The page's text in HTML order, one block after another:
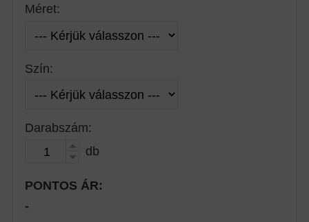
Méret:
Szín:
Darabszám:
db
PONTOS ÁR:
-